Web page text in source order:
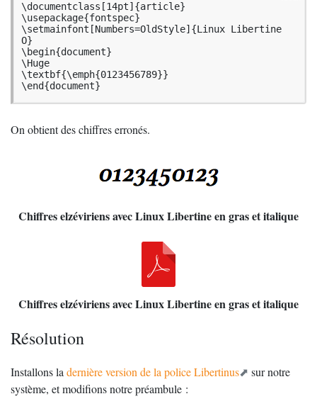
\documentclass[14pt]{article}
\usepackage{fontspec}
\setmainfont[Numbers=OldStyle]{Linux Libertine
O}
\begin{document}
\Huge
\textbf{\emph{0123456789}}
\end{document}
On obtient des chiffres erronés.
Chiffres elzéviriens avec Linux Libertine en gras et italique
Chiffres elzéviriens avec Linux Libertine en gras et italique
Résolution
Installons la dernière version de la police Libertinus
sur notre
système, et modifions notre préambule :